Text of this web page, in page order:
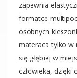
zapewnia
formatce
osobnych
materaca tylko w
się głębiej w
człowieka, dzięki